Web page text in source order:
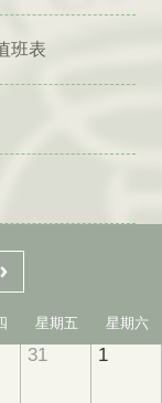
班表
星期五 星期六
31 1